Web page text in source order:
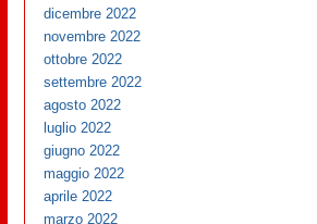
dicembre 2022
novembre 2022
ottobre 2022
settembre 2022
agosto 2022
luglio 2022
giugno 2022
maggio 2022
aprile 2022
marzo 2022